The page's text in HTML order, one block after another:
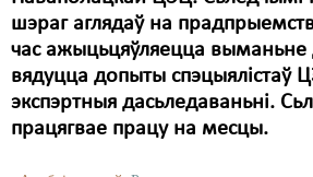
шэраг аглядаў на
час ажыцьцяўляецца выманьне
вядуцца допыты спэцыялістаў
экспэртныя дасьледаваньні.
працягвае працу на месцы.
Свабода слова
Свабода сумленьня
Суд